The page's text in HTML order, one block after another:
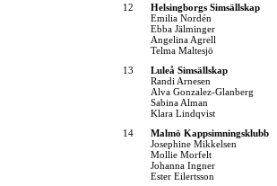
12
Helsingborgs Simsällskap
Emilia Nordén
Ebba Jälminger
Angelina Agrell
Telma Maltesjö
13
Luleå Simsällskap
Randi Arnesen
Alva Gonzalez-Glanberg
Sabina Alman
Klara Lindqvist
14
Malmö Kappsimningsklubb
Josephine Mikkelsen
Mollie Morfelt
Johanna Ingner
Ester Eilertsson